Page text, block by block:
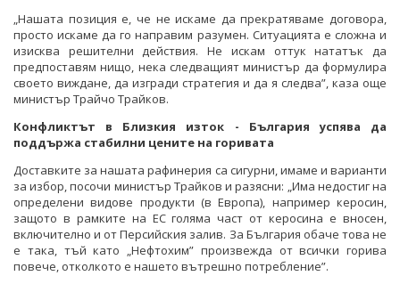
„Нашата позиция е, че не искаме да прекратяваме договора,
просто искаме да го направим разумен. Ситуацията е сложна и
изисква решителни действия. Не искам оттук нататък да
предпоставям нищо, нека следващият министър да формулира
своето виждане, да изгради стратегия и да я следва”, каза още
министър Трайчо Трайков.
Конфликтът в Близкия изток - България успява да
поддържа стабилни цените на горивата
Доставките за нашата рафинерия са сигурни, имаме и варианти
за избор, посочи министър Трайков и разясни: „Има недостиг на
определени видове продукти (в Европа), например керосин,
защото в рамките на ЕС голяма част от керосина е вносен,
включително и от Персийския залив. За България обаче това не
е така, тъй като „Нефтохим” произвежда от всички горива
повече, отколкото е нашето вътрешно потребление”.